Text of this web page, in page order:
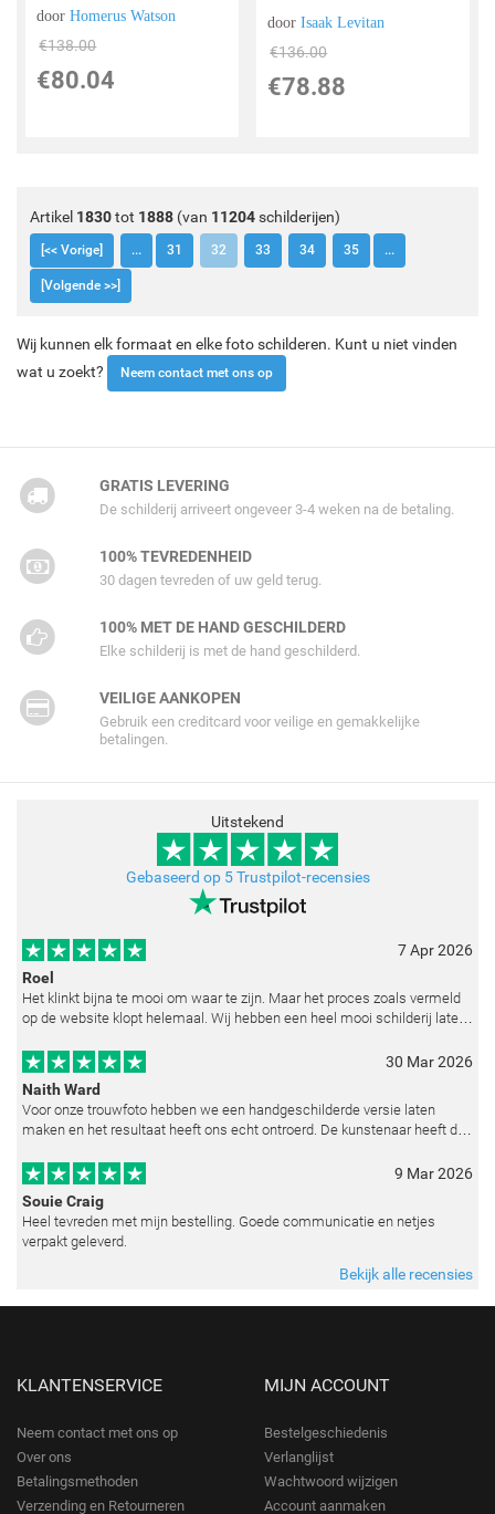
doorHomerus Watson
€138.00
€80.04
doorIsaak Levitan
€136.00
€78.88
Artikel 1830tot 1888 (van 11204schilderijen)
[<< Vorige] ... 31 32 33 34 35 ...
[Volgende >>]
Wij kunnen elk formaat en elke foto schilderen. Kunt u niet vinden
wat u zoekt?
Neem contact met ons op
GRATIS LEVERING
De schilderij arriveert ongeveer 3-4 weken na de betaling.
100% TEVREDENHEID
30 dagen tevreden of uw geld terug.
100% MET DE HAND GESCHILDERD
Elke schilderij is met de hand geschilderd.
VEILIGE AANKOPEN
Gebruik een creditcard voor veilige en gemakkelijke
betalingen.
Uitstekend
Gebaseerd op 5 Trustpilot-recensies
7 Apr 2026
Roel
Het klinkt bijna te mooi om waar te zijn. Maar het proces zoals vermeld
op de website klopt helemaal. Wij hebben een heel mooi schilderij laten
30 Mar 2026
Naith Ward
Voor onze trouwfoto hebben we een handgeschilderde versie laten
maken en het resultaat heeft ons echt ontroerd. De kunstenaar heeft de
9 Mar 2026
Souie Craig
Heel tevreden met mijn bestelling. Goede communicatie en netjes
verpakt geleverd.
Bekijk alle recensies
KLANTENSERVICE
Neem contact met ons op
Over ons
Betalingsmethoden
Verzending en Retourneren
MIJN ACCOUNT
Bestelgeschiedenis
Verlanglijst
Wachtwoord wijzigen
Account aanmaken